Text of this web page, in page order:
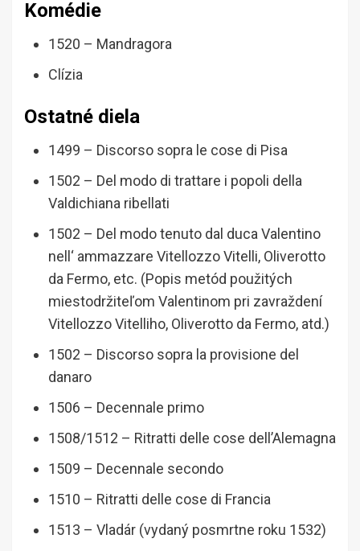
Komédie
1520 – Mandragora
Clízia
Ostatné diela
1499 – Discorso sopra le cose di Pisa
1502 – Del modo di trattare i popoli della
Valdichiana ribellati
1502 – Del modo tenuto dal duca Valentino
nell‘ ammazzare Vitellozzo Vitelli, Oliverotto
da Fermo, etc. (Popis metód použitých
miestodržiteľom Valentinom pri zavraždení
Vitellozzo Vitelliho, Oliverotto da Fermo, atd.)
1502 – Discorso sopra la provisione del
danaro
1506 – Decennale primo
1508/1512 – Ritratti delle cose dell’Alemagna
1509 – Decennale secondo
1510 – Ritratti delle cose di Francia
1513 – Vladár (vydaný posmrtne roku 1532)